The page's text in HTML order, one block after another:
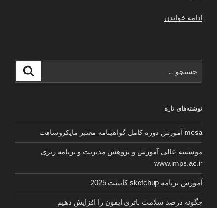
ادامه خواندن
برای
جستجو
نوشته‌های تازه
mcsa آموزش دوره کامل گواهینامه معتبر مایکروسافت
موسسه عالی آموزش و پژوهش مدیریت و برنامه ریزی
www.imps.ac.ir
آموزش برنامه sketchup کابینت 2025
چگونه درصد سلامت باتری ایفون را افزایش دهیم